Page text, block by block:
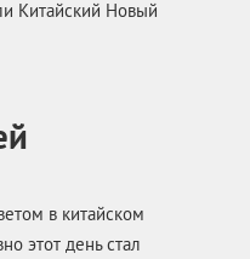
Китайский Новый
в китайском
этот день стал